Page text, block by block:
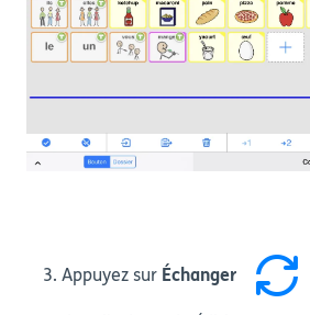
Appuyez sur Échanger